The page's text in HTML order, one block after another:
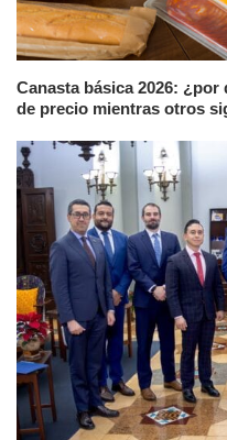
Canasta básica 2026:
de precio mientras otros